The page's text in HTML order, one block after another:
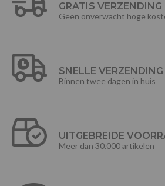
GRATIS VERZENDING
Geen onverwacht hoge
SNELLE VERZENDING
Binnen twee dagen in huis
UITGEBREIDE
Meer dan 30.000 artikelen